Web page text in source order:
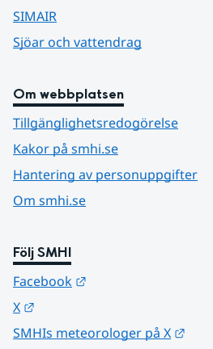
SIMAIR
Sjöar och vattendrag
Om webbplatsen
Tillgänglighetsredogörelse
Kakor på smhi.se
Hantering av personuppgifter
Om smhi.se
Följ SMHI
Facebook
X
SMHIs meteorologer på X